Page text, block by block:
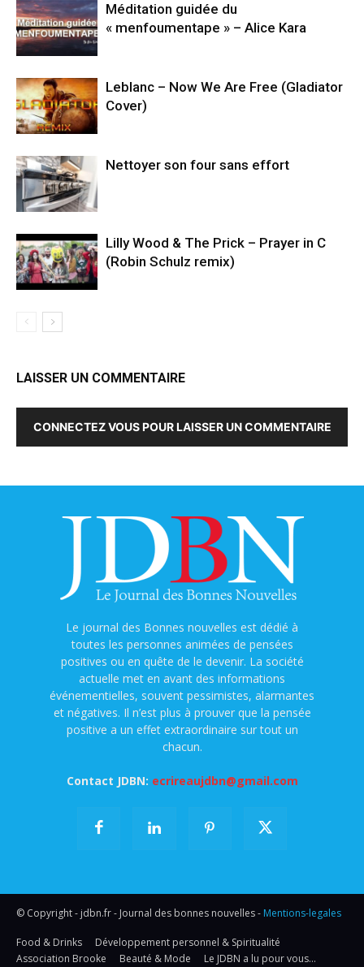
Méditation guidée du
« menfoumentape » – Alice Kara
Leblanc – Now We Are Free (Gladiator
Cover)
Nettoyer son four sans effort
Lilly Wood & The Prick – Prayer in C
(Robin Schulz remix)
LAISSER UN COMMENTAIRE
CONNECTEZ VOUS POUR LAISSER UN COMMENTAIRE
Le journal des Bonnes nouvelles est dédié à
toutes les personnes animées de pensées
positives ou en quête de le devenir. La société
actuelle met en avant des informations
événementielles, souvent pessimistes, alarmantes
et négatives. Il n’est plus à prouver que la pensée
positive a un effet extraordinaire sur tout un
chacun.
Contact JDBN: ecrireaujdbn@gmail.com
© Copyright - jdbn.fr - Journal des bonnes nouvelles - Mentions-legales
Food & Drinks
Développement personnel & Spiritualité
Association Brooke
Beauté & Mode Le JDBN a lu pour vous…